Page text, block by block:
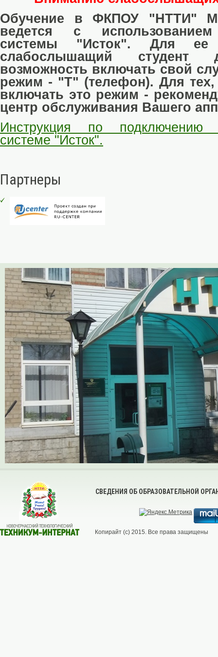
Обучение в ФКПОУ "НТТИ"
ведется с
системы "Исток". Для ее
слабослышащий студент
возможность включать свой
режим - "Т" (телефон). Для тех,
включать это режим -
центр обслуживания Вашего
Инструкция по подключению
системе "Исток".
Партнеры
СВЕДЕНИЯ ОБ ОБРАЗОВАТЕЛЬНОЙ
Копирайт (с) 2015. Все права защищены